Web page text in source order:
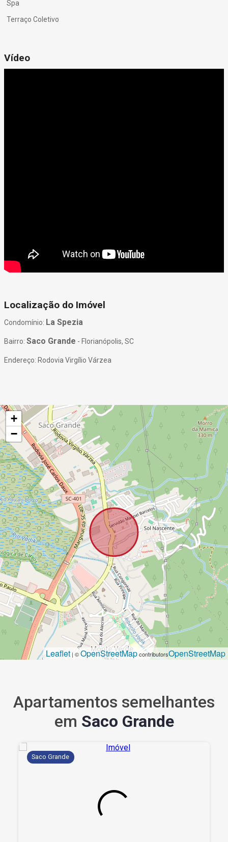
Spa
Terraço Coletivo
Vídeo
Localização do Imóvel
Condomínio: La Spezia
Bairro: Saco Grande - Florianópolis, SC
Endereço: Rodovia Virgílio Várzea
+
−
Leaflet| ©OpenStreetMapcontributorsOpenStreetMap
Apartamentos semelhantes
em Saco Grande
Saco Grande